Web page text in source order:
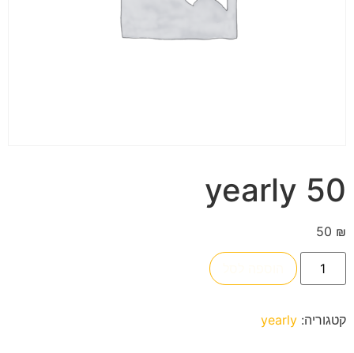
50 yearly
50 ₪
קטגוריה: yearly